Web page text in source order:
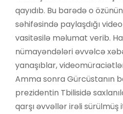
qayıdıb. Bu barədə o
səhifəsində paylaşdığı
vasitəsilə məlumat verib.
nümayəndələri əvvəlcə
yanaşıblar,
Amma sonra Gürcüstanın
prezidentin Tbilisidə
qarşı əvvəllər irəli